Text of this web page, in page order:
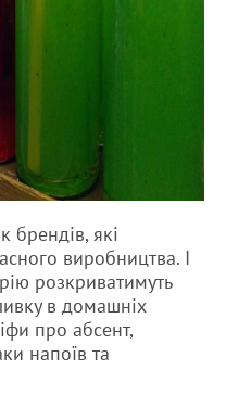
брендів, які
виробництва. І
розкриватимуть
в домашніх
про абсент,
напоїв та